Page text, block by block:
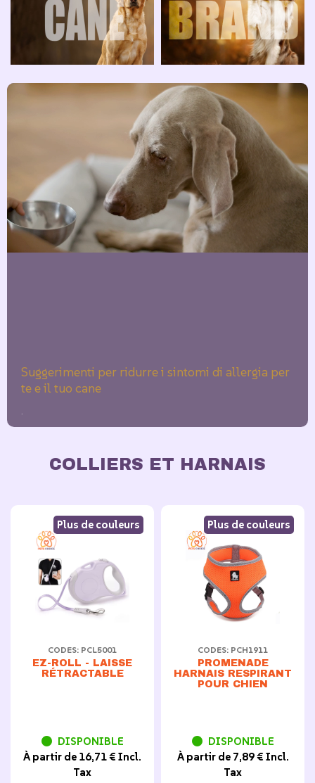
SPEDIZIONE GRATIS E SPEDIZIONE 24-48
ORE
Découvrez les aliments Summit10 pour chiens
et chats : naturels, sans céréales,
monoprotéiques et conçus pour le bien-être à
360° de votre animal
Quand il s’agit de prendre soin de nos chiens et chats,...
Comment savoir si votre chien est stressé : 5
Collare, pettorina o guinzaglio? Guida alla scelta
giusta per il tuo cane
COLLIERS ET HARNAIS
Plus de couleurs
CODES: PCL5001
EZ-ROLL - LAISSE
RÉTRACTABLE
DISPONIBLE
À partir de 16,71 € Incl.
Tax
Plus de couleurs
CODES: PCH1911
PROMENADE
HARNAIS RESPIRANT
POUR CHIEN
DISPONIBLE
À partir de 7,89 € Incl.
Tax